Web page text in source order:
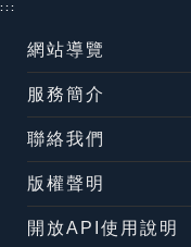
:::
網站導覽
服務簡介
聯絡我們
版權聲明
開放API使用說明